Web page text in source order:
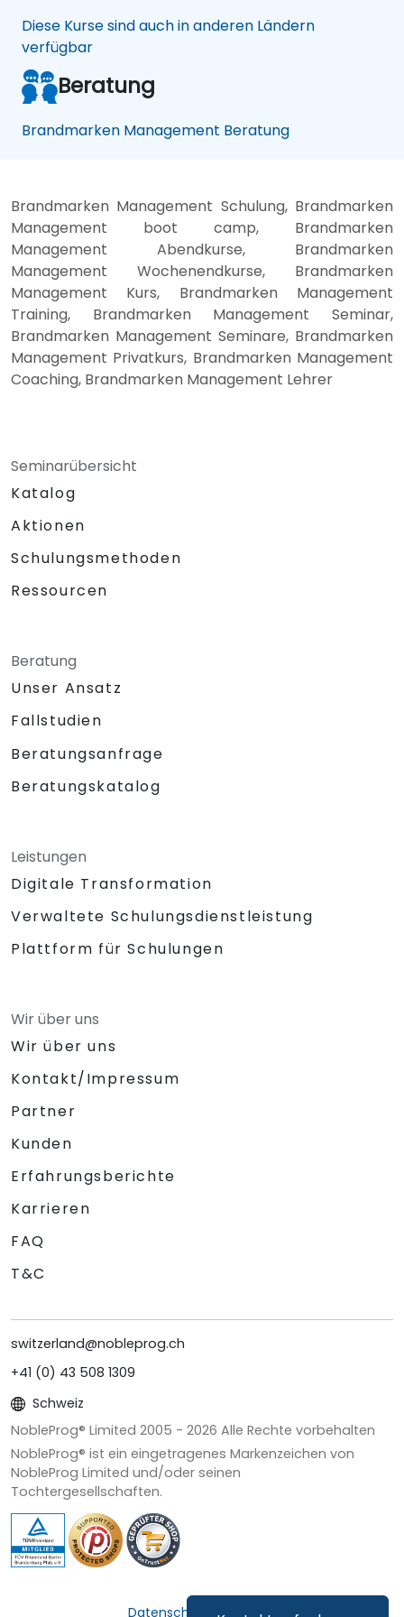
Diese Kurse sind auch in anderen Ländern
verfügbar
Beratung
Brandmarken Management Beratung
Brandmarken Management Schulung, Brandmarken
Management boot camp, Brandmarken
Management Abendkurse, Brandmarken
Management Wochenendkurse, Brandmarken
Management Kurs, Brandmarken Management
Training, Brandmarken Management Seminar,
Brandmarken Management Seminare, Brandmarken
Management Privatkurs, Brandmarken Management
Coaching, Brandmarken Management Lehrer
Seminarübersicht
Katalog
Aktionen
Schulungsmethoden
Ressourcen
Beratung
Unser Ansatz
Fallstudien
Beratungsanfrage
Beratungskatalog
Leistungen
Digitale Transformation
Verwaltete Schulungsdienstleistung
Plattform für Schulungen
Wir über uns
Wir über uns
Kontakt/Impressum
Partner
Kunden
Erfahrungsberichte
Karrieren
FAQ
T&C
switzerland@nobleprog.ch
+41 (0) 43 508 1309
Schweiz
NobleProg® Limited 2005 - 2026 Alle Rechte vorbehalten
NobleProg® ist ein eingetragenes Markenzeichen von
NobleProg Limited und/oder seinen
Tochtergesellschaften.
Datenschutz & Cookies